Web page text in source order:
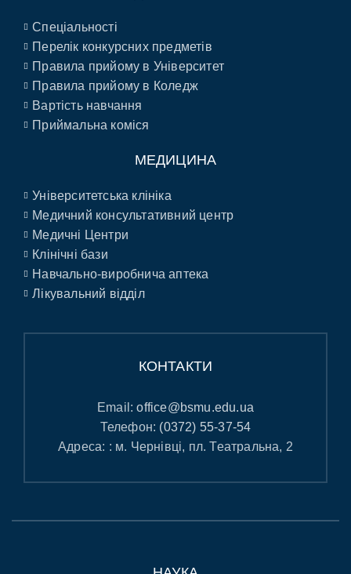
Спеціальності
Перелік конкурсних предметів
Правила прийому в Університет
Правила прийому в Коледж
Вартість навчання
Приймальна коміся
МЕДИЦИНА
Університетська клініка
Медичний консультативний центр
Медичні Центри
Клінічні бази
Навчально-виробнича аптека
Лікувальний відділ
КОНТАКТИ
Email:office@bsmu.edu.ua
Телефон: (0372) 55-37-54
Адреса: : м. Чернівці, пл. Театральна, 2